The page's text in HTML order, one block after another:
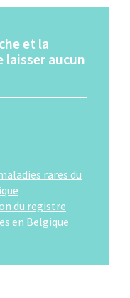
et la
laisser aucun
rares du
du registre
en Belgique